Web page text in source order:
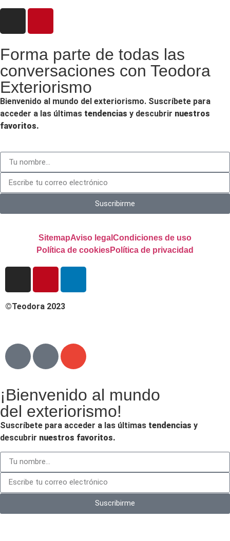
Forma parte de todas las
conversaciones con Teodora
Exteriorismo
Bienvenido al mundo del exteriorismo. Suscríbete para
acceder a las últimas tendencias y descubrir nuestros
favoritos.
Suscribirme
SitemapAviso legal Condiciones de uso
Política de cookiesPolítica de privacidad
©Teodora 2023
¡Bienvenido al mundo
del exteriorismo!
Suscríbete para acceder a las últimas tendencias y
descubrir nuestros favoritos.
Suscribirme